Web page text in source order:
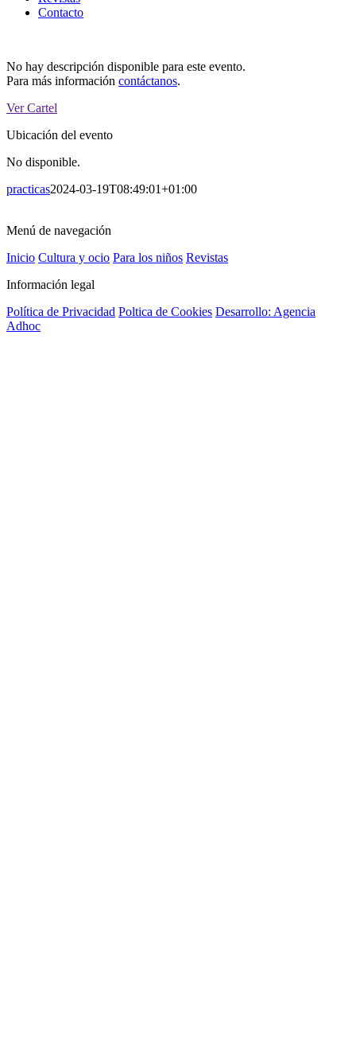
Contacto
No hay descripción disponible para este evento.
Para más información contáctanos.
Ver Cartel
Ubicación del evento
No disponible.
practicas2024-03-19T08:49:01+01:00
Menú de navegación
Inicio Cultura y ocio Para los niños Revistas
Información legal
Política de Privacidad Poltica de Cookies Desarrollo: Agencia
Adhoc